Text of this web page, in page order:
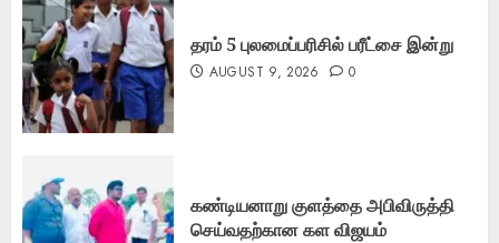
தரம் 5 புலமைப்பரிசில் பரீட்சை இன்று
AUGUST 9, 2026 0
கண்டியனாறு குளத்தை அபிவிருத்தி
செய்வதற்கான கள விஜயம்